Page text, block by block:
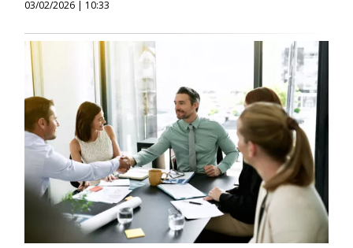
03/02/2026 | 10:33